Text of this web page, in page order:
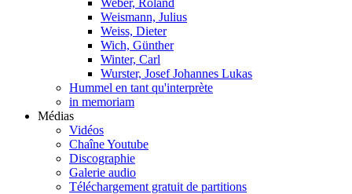
Weismann, Julius
Weiss, Dieter
Wich, Günther
Winter, Carl
Wurster, Josef Johannes Lukas
Hummel en tant qu'interprète
in memoriam
Médias
Vidéos
Chaîne Youtube
Discographie
Galerie audio
Téléchargement gratuit de partitions